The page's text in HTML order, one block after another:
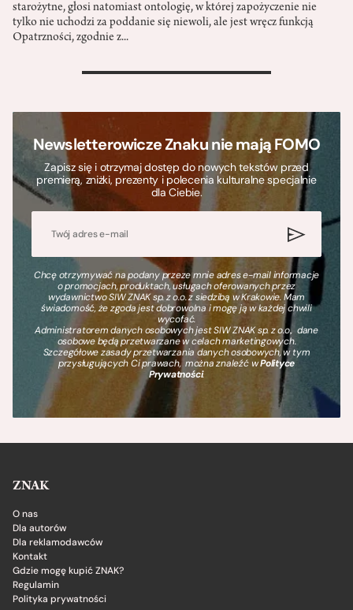
starożytne, głosi natomiast ontologię, w której zapożyczenie nie
tylko nie uchodzi za poddanie się niewoli, ale jest wręcz funkcją
Opatrzności, zgodnie z...
>
Newsletterowicze Znaku nie mają FOMO
Zapisz się i otrzymaj dostęp do nowych tekstów przed
premierą, zniżki, prezenty i polecenia kulturalne specjalnie
dla Ciebie.
Chcę otrzymywać na podany przeze mnie adres e-mail informacje
o promocjach, produktach, usługach oferowanych przez
wydawnictwo SIW ZNAK sp. z o.o. z siedzibą w Krakowie. Mam
świadomość, że zgoda jest dobrowolna i mogę ją w każdej chwili
wycofać.
Administratorem danych osobowych jest SIW ZNAK sp. z o.o., dane
osobowe będą przetwarzane w celach marketingowych.
Szczegółowe zasady przetwarzania danych osobowych, w tym
przysługujących Ci prawach, można znaleźć wPolityce
Prywatności.
ZNAK
O nas
Dla autorów
Dla reklamodawców
Kontakt
Gdzie mogę kupić ZNAK?
Regulamin
Polityka prywatności